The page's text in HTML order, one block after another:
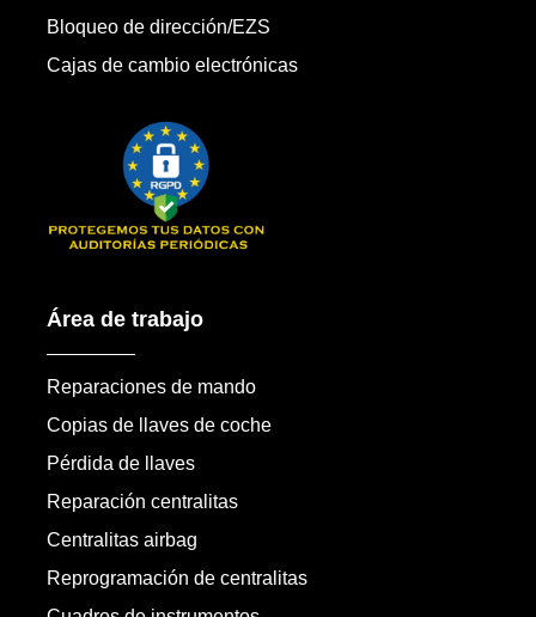
Bloqueo de dirección/EZS
Cajas de cambio electrónicas
Área de trabajo
Reparaciones de mando
Copias de llaves de coche
Pérdida de llaves
Reparación centralitas
Centralitas airbag
Reprogramación de centralitas